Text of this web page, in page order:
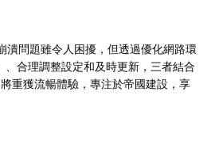
潰問題雖令人困擾，但透過優化網路環
、合理調整設定和及時更新，三者結合
重獲流暢體驗，專注於帝國建設，享